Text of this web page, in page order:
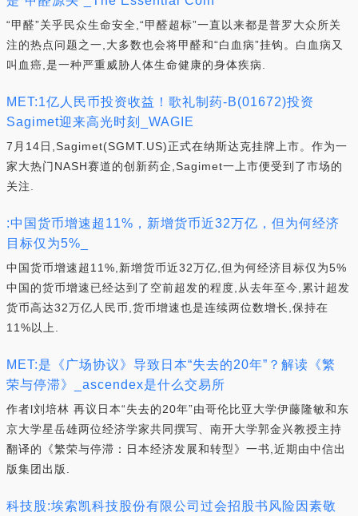
“甲醛”关乎民众生命安全,“甲醛超标”一直以来都是普罗大众所关
注的热点问题之一,大多数也会将甲醛和“白血病”挂钩。白血病又
叫血癌,是一种严重威胁人体生命健康的身体疾病.
MET:1亿人民币投资收益！歌礼制药-B(01672)投资
Sagimet迎来高光时刻_WAGIE
7月14日,Sagimet(SGMT.US)正式在纳斯达克挂牌上市。作为一
家大热门NASH赛道的创新药企,Sagimet一上市便受到了市场的
关注.
:中国货币增速超11%，新增货币近32万亿，但为何经济
目标仅为5%_
中国货币增速超11%,新增货币近32万亿,但为何经济目标仅为5%
中国的货币增速已经达到了空前超发的程度,从去年至今,累计超发
货币高达32万亿人民币,货币增速也是连续两位数增长,保持在
11%以上.
MET:是《广场协议》导致日本“失去的20年”？解读《繁
荣与停滞》_ascendex是什么交易所
作者l刘培林 再议日本“失去的20年”由哥伦比亚大学伊藤隆敏和东
京大学星岳雄两位经济学家共同撰写、南开大学郭金兴教授主持
翻译的《繁荣与停滞：日本经济发展和转型》一书,近期由中信出
版集团出版.
科技股:埃索凯科技股份有限公司过会招股书风险因素敬